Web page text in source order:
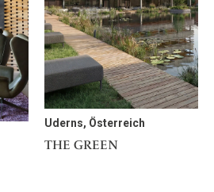
Uderns, Österreich
THE GREEN